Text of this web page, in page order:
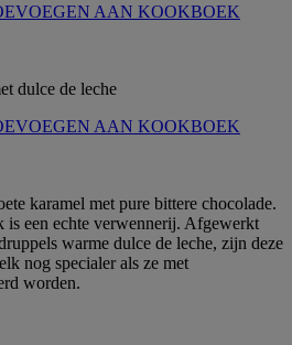
AAN KOOKBOEK
AAN KOOKBOEK
karamel met pure bittere chocolade.
is een echte verwennerij. Afgewerkt
warme dulce de leche, zijn deze
nog specialer als ze met
worden.